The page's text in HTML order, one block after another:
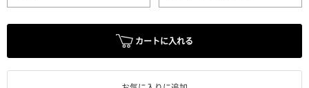
カートに入れる